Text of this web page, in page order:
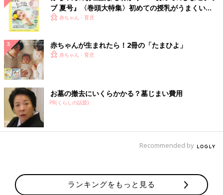
ブ 夏号』〈巻頭大特集〉初めての授乳がうまくい
く！ おっぱい・ミルクの基本と夏のトラブル 解決テ
赤ちゃん・育児
赤ちゃんが生まれたら！2冊の「たまひよ」
赤ちゃん・育児
お墓の撤去にいくらかかる？墓じまい費用
PR(くらしの話題)
Recommended by
ランキングをもっと見る